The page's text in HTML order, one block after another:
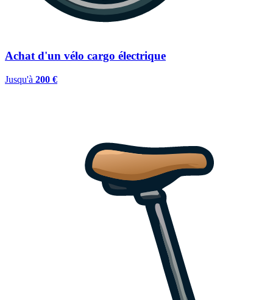
Achat d'un vélo cargo électrique
Jusqu'à 200 €